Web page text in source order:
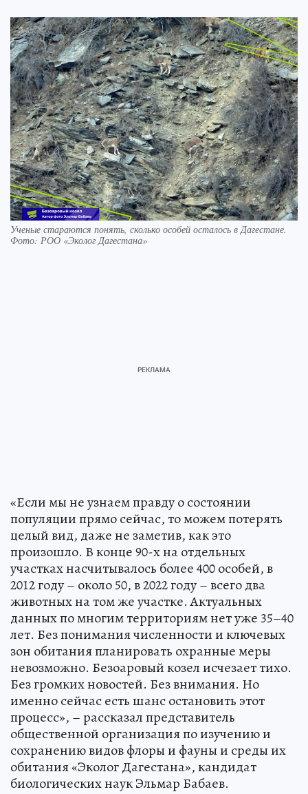
Ученые стараются понять, сколько особей осталось в Дагестане.
Фото: РОО «Эколог Дагестана»
«Если мы не узнаем правду о состоянии
популяции прямо сейчас, то можем потерять
целый вид, даже не заметив, как это
произошло. В конце 90-х на отдельных
участках насчитывалось более 400 особей, в
2012 году – около 50, в 2022 году – всего два
животных на том же участке. Актуальных
данных по многим территориям нет уже 35–40
лет. Без понимания численности и ключевых
зон обитания планировать охранные меры
невозможно. Безоаровый козел исчезает тихо.
Без громких новостей. Без внимания. Но
именно сейчас есть шанс остановить этот
процесс», – рассказал представитель
общественной организация по изучению и
сохранению видов флоры и фауны и среды их
обитания «Эколог Дагестана», кандидат
биологических наук Эльмар Бабаев.